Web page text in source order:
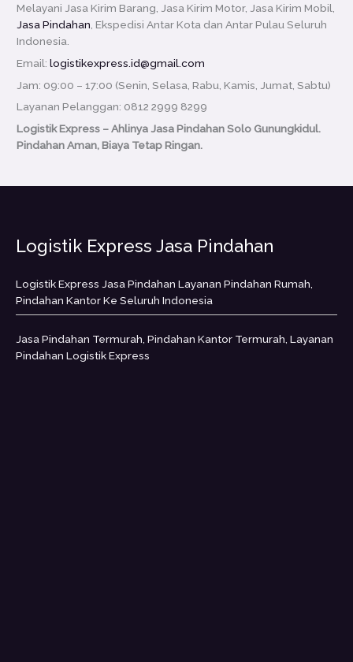
Melayani Jasa Kirim Barang, Jasa Kirim Motor, Jasa Kirim Mobil,
Jasa Pindahan , Ekspedisi Antar Kota dan Antar Pulau Seluruh
Indonesia.
Email:logistikexpress.id@gmail.com
Jam: 09:00 – 17:00 (Senin, Selasa, Rabu, Kamis, Jumat, Sabtu)
Layanan Pelanggan: 0812 2999 8299
Logistik Express – Ahlinya Jasa Pindahan Solo Gunungkidul.
Pindahan Aman, Biaya Tetap Ringan.
Logistik Express Jasa Pindahan
Logistik Express Jasa Pindahan Layanan Pindahan Rumah,
Pindahan Kantor Ke Seluruh Indonesia
Jasa Pindahan Termurah, Pindahan Kantor Termurah, Layanan
Pindahan Logistik Express